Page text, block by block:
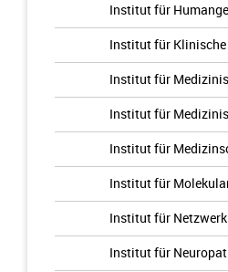
Institut für
Institut für Klinische
Institut für
Institut für
Institut für
Institut für
Institut für
Institut für